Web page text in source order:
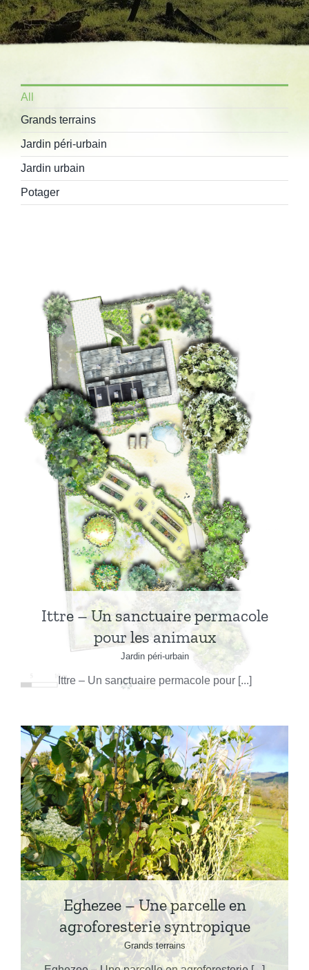
All
Grands terrains
Jardin péri-urbain
Jardin urbain
Potager
Ittre – Un sanctuaire permacole
pour les animaux
Jardin péri-urbain
Ittre – Un sanctuaire permacole pour [...]
Eghezee – Une parcelle en
agroforesterie syntropique
Grands terrains